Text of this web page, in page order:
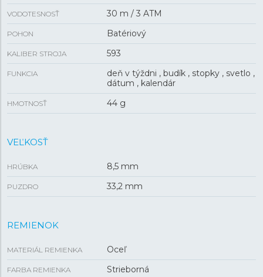
VODOTESNOSŤ 30 m / 3 ATM
POHON Batériový
KALIBER STROJA 593
FUNKCIA
deň v týždni , budík , stopky , svetlo ,
dátum , kalendár
HMOTNOSŤ 44 g
VEĽKOSŤ
HRÚBKA 8,5 mm
PUZDRO 33,2 mm
REMIENOK
MATERIÁL REMIENKA Oceľ
FARBA REMIENKA Strieborná